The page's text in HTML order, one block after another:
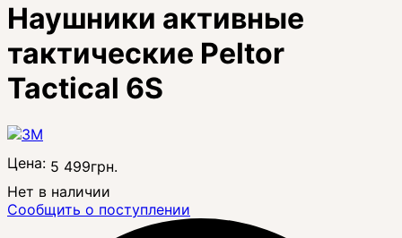
Наушники активные
тактические Peltor
Tactical 6S
Цена: 5 499грн.
Нет в наличии
Сообщить о поступлении